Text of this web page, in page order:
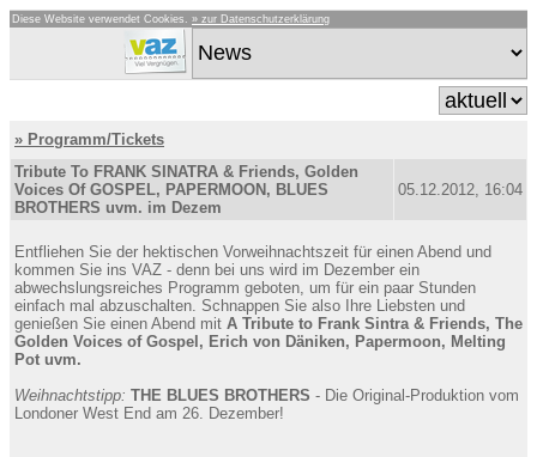
Diese Website verwendet Cookies. » zur Datenschutzerklärung
» Programm/Tickets
Tribute To FRANK SINATRA & Friends, Golden
Voices Of GOSPEL, PAPERMOON, BLUES
BROTHERS uvm. im Dezem
05.12.2012, 16:04
Entfliehen Sie der hektischen Vorweihnachtszeit für einen Abend und
kommen Sie ins VAZ - denn bei uns wird im Dezember ein
abwechslungsreiches Programm geboten, um für ein paar Stunden
einfach mal abzuschalten. Schnappen Sie also Ihre Liebsten und
genießen Sie einen Abend mit A Tribute to Frank Sintra & Friends, The
Golden Voices of Gospel, Erich von Däniken, Papermoon, Melting
Pot uvm.
Weihnachtstipp: THE BLUES BROTHERS - Die Original-Produktion vom
Londoner West End am 26. Dezember!